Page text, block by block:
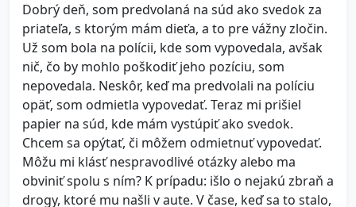
Dobrý deň, som predvolaná na súd ako svedok za
priateľa, s ktorým mám dieťa, a to pre vážny zločin.
Už som bola na polícii, kde som vypovedala, avšak
nič, čo by mohlo poškodiť jeho pozíciu, som
nepovedala. Neskôr, keď ma predvolali na políciu
opäť, som odmietla vypovedať. Teraz mi prišiel
papier na súd, kde mám vystúpiť ako svedok.
Chcem sa opýtať, či môžem odmietnuť vypovedať.
Môžu mi klásť nespravodlivé otázky alebo ma
obviniť spolu s ním? K prípadu: išlo o nejakú zbraň a
drogy, ktoré mu našli v aute. V čase, keď sa to stalo,